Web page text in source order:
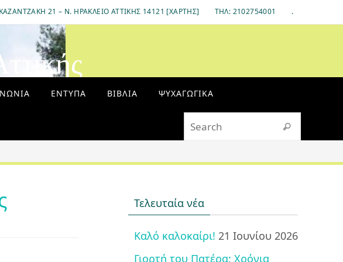
21 – Ν. ΗΡΆΚΛΕΙΟ ΑΤΤΙΚΉΣ 14121 [ΧΆΡΤΗΣ] ΤΗΛ: 2102754001 .
ΈΝΤΥΠΑ ΒΙΒΛΊΑ ΨΥΧΑΓΩΓΙΚΆ
Search
Τελευταία νέα
Καλό καλοκαίρι! 21 Ιουνίου 2026
Γιορτή του Πατέρα: Χρόνια